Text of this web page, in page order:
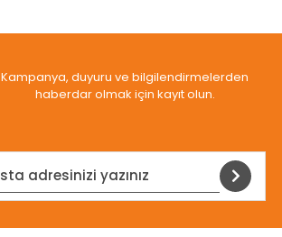
Kampanya, duyuru ve bilgilendirmelerden
haberdar olmak için kayıt olun.